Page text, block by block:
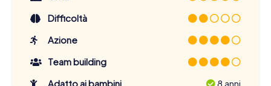
Difficoltà
Azione
Team building
Adatto ai bambini
8 anni